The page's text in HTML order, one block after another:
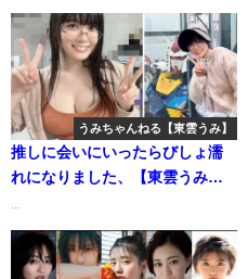
うみちゃんねる【東雲うみ】
推しに会いにいったらびしょ濡
れになりました、【東雲うみ】 |
んより
...